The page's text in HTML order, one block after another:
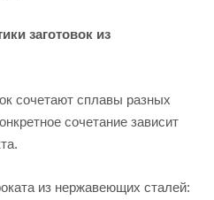
заготовок из
сочетают сплавы разных
сочетание зависит
из нержавеющих сталей: